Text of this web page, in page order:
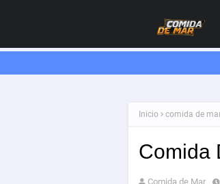
Inicio comida de
Comida
Comida de Mar